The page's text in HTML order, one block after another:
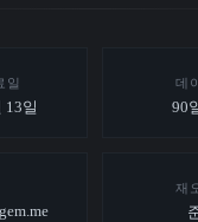
일
13일
데
90
재